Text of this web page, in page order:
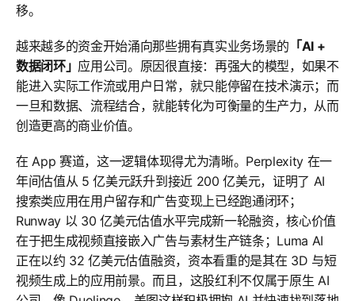
移。
越来越多的资金开始涌向那些拥有真实业务场景的 「AI +
数据闭环」 应用公司。原因很直接：再强大的模型，如果不
能进入实际工作流或用户日常，就只能停留在技术演示；而
一旦和数据、流程结合，就能转化为可衡量的生产力，从而
创造更高的商业价值。
在 App 赛道，这一逻辑体现得尤为清晰。Perplexity 在一
年间估值从 5 亿美元跃升到接近 200 亿美元，证明了 AI
搜索类应用在用户留存和广告变现上已经跑通闭环；
Runway 以 30 亿美元估值水平完成新一轮融资，核心价值
在于把生成视频直接嵌入广告与素材生产链条；Luma AI
正在以约 32 亿美元估值融资，资本看重的是其在 3D 与短
视频生成上的应用前景。而且，这股红利不仅属于原生 AI